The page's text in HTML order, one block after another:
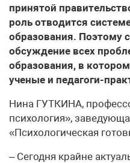
принятой
роль отводится
образования. Поэтому
обсуждение всех
образования, в
ученые и педагоги-
Нина ГУТКИНА,
психология»,
«Психологическая
– Сегодня крайне